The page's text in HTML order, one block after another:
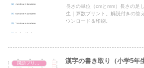
長さの単位（cmとmm）長さの足
生｜算数プリント。解説付きの答
ウンロード＆印刷。
国語プリント 漢字の書き取り（小学5年